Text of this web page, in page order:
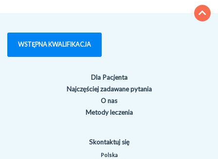
WSTĘPNA KWALIFIKACJA
Dla Pacjenta
Najczęściej zadawane pytania
O nas
Metody leczenia
Skontaktuj się
Polska